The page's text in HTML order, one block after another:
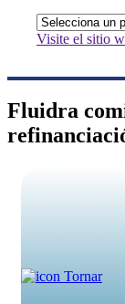
Visite el sitio
Fluidra
Tornar